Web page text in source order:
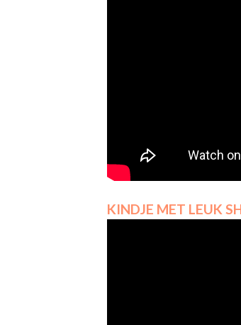
KINDJE MET LEUK